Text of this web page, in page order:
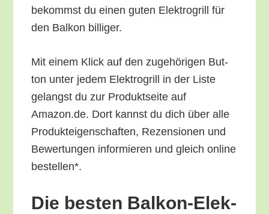
bekommst du einen guten Elek­tro­grill für
den Bal­kon billiger.
Mit einem Klick auf den zuge­hö­ri­gen But­
ton unter jedem Elek­tro­grill in der Lis­te
gelangst du zur Pro­dukt­sei­te auf
Amazon.de. Dort kannst du dich über alle
Pro­duk­tei­gen­schaf­ten, Rezen­sio­nen und
Bewer­tun­gen infor­mie­ren und gleich online
bestellen*.
Die bes­ten Bal­kon-Elek­